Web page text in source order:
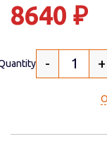
8640 ₽
- +